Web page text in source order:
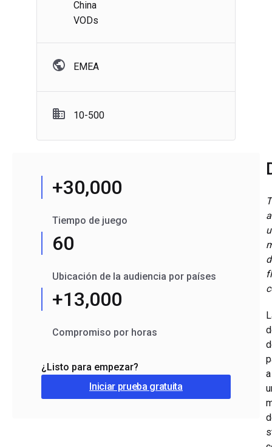
China
VODs
EMEA
10-500
+30,000
Tiempo de juego
60
Ubicación de la audiencia por países
+13,000
Compromiso por horas
¿Listo para empezar?
Iniciar prueba gratuita
a
a